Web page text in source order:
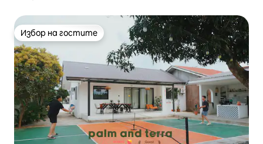
Избор на гостите
Избор на гостите